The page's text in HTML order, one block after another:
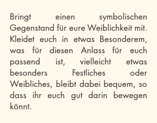
Bringt einen symbolischen
Gegenstand für eure Weiblichkeit mit.
Kleidet euch in etwas Besonderem,
was für diesen Anlass für euch
passend ist, vielleicht etwas
besonders Festliches oder
Weibliches, bleibt dabei bequem, so
dass ihr euch gut darin bewegen
könnt.